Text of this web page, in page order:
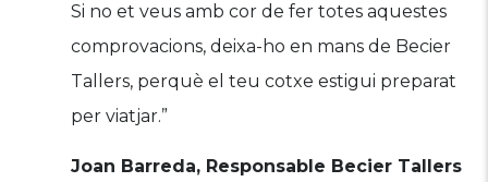
Si no et veus amb cor de fer totes aquestes
comprovacions, deixa-ho en mans de Becier
Tallers, perquè el teu cotxe estigui preparat
per viatjar.”
Joan Barreda, Responsable Becier Tallers